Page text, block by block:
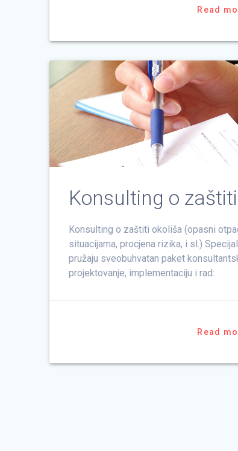
Read
Konsulting o
Konsulting o zaštiti okoliša (opasni
situacijama, procjena rizika, i sl.)
pružaju sveobuhvatan paket
projektovanje, implementaciju i rad:
Read